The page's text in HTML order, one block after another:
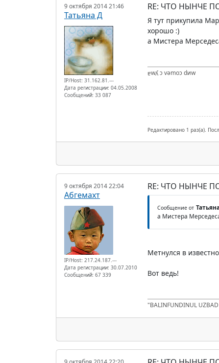
9 октября 2014 21:46
Татьяна Д
IP/Host: 31.162.81.---
Дата регистрации: 04.05.2008
Сообщений: 33 087
RE: ЧТО НЫНЧЕ
Я тут прикупила
хорошо :)
а Мистера
ɐwʎ ɔ vǝmоɔ dиw
Редактировано 1 раз(а).
9 октября 2014 22:04
Абгемахт
IP/Host: 217.24.187.---
Дата регистрации: 30.07.2010
Сообщений: 67 339
RE: ЧТО НЫНЧЕ
Сообщение от
а Мистера
Метнулся в
Вот ведь!
"BALINFUNDINUL